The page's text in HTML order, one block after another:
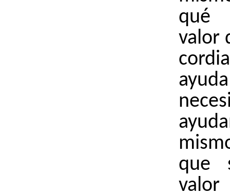
qué
valor
que